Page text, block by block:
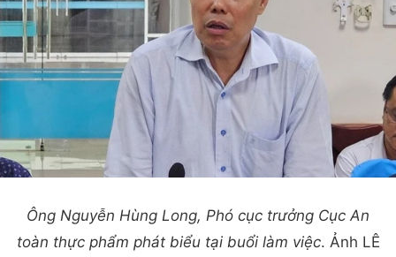
Ông Nguyễn Hùng Long, Phó cục trưởng Cục An
toàn thực phẩm phát biểu tại buổi làm việc. Ảnh LÊ